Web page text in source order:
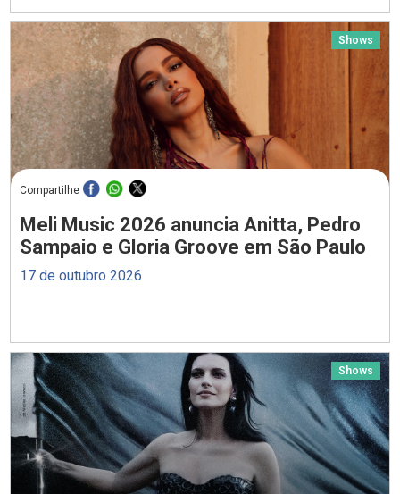
Shows
Compartilhe
Meli Music 2026 anuncia Anitta, Pedro
Sampaio e Gloria Groove em São Paulo
17 de outubro 2026
Shows